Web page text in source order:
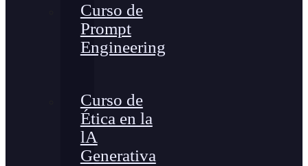
Curso de
Prompt
Engineering
Curso de
Ética en la
lA
Generativa